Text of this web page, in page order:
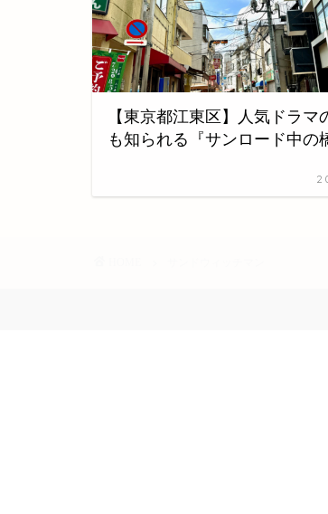
【東京都江東区】人気ドラマ
も知られる『サンロード中の